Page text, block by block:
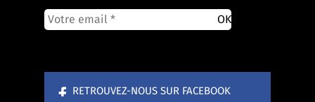
RETROUVEZ-NOUS SUR FACEBOOK